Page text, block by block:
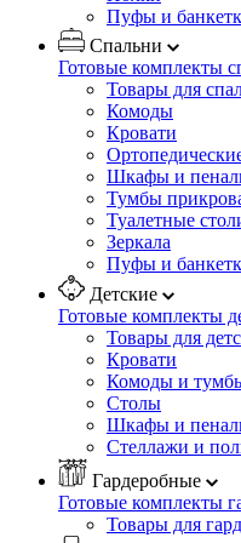
Пуфы и
Спальни
Готовые комплекты
Товары для
Комоды
Кровати
Шкафы и
Тумбы
Туалетные
Зеркала
Пуфы и
Детские
Готовые комплекты
Товары для
Кровати
Комоды и
Столы
Шкафы и
Стеллажи и
Гардеробные
Готовые комплекты
Товары для